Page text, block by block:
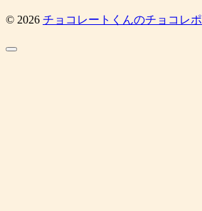
© 2026 チョコレートくんのチョコレポ